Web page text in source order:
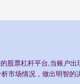
股票杠杆平台,当账户
市场情况，做出明智的